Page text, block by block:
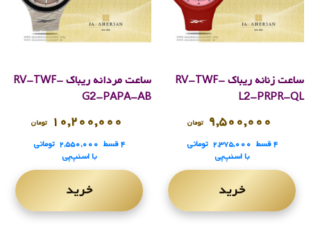
ساعت زنانه ریباک RV-TWF-
L2-PRPR-QL
۹,۵۰۰,۰۰۰ تومان
۴ قسط ۲,۳۷۵,۰۰۰ تومانی
با اسنپ‌پی
خرید
ساعت مردانه ریباک RV-TWF-
G2-PAPA-AB
۱۰,۲۰۰,۰۰۰ تومان
۴ قسط ۲,۵۵۰,۰۰۰ تومانی
با اسنپ‌پی
خرید